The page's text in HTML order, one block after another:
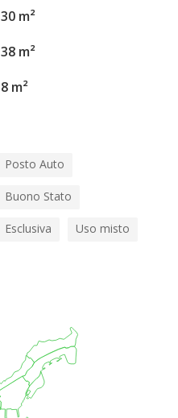
30 m²
38 m²
8 m²
Posto Auto
Buono Stato
Esclusiva Uso misto